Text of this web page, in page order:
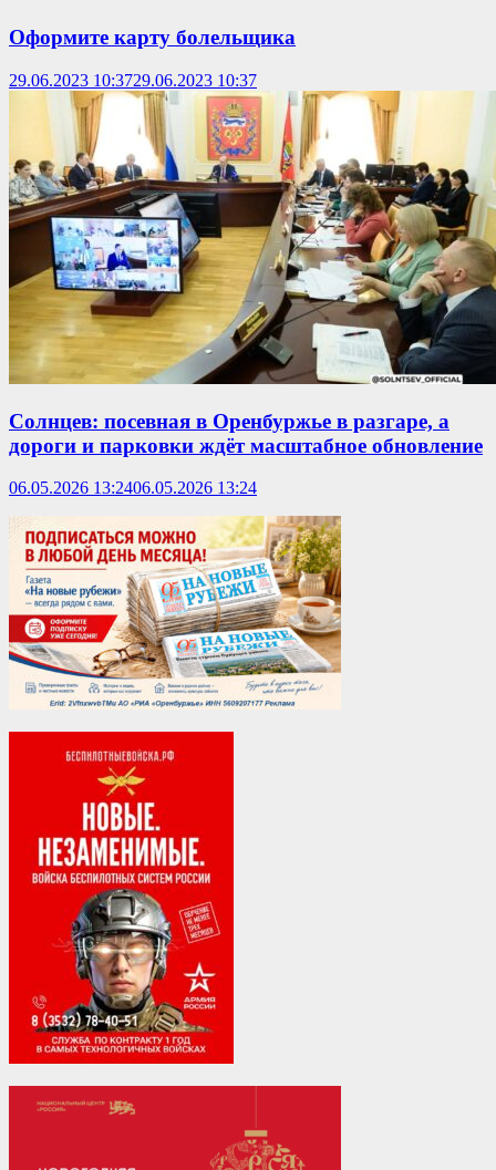
Оформите карту болельщика
29.06.2023 10:3729.06.2023 10:37
Солнцев: посевная в Оренбуржье в разгаре, а
дороги и парковки ждёт масштабное обновление
06.05.2026 13:2406.05.2026 13:24